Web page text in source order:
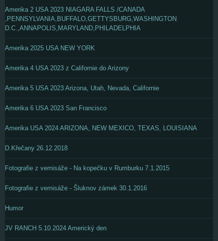
Amerika 2 USA 2023 NIAGARA FALLS /CANADA
,PENNSYLVANIA,BUFFALO,GETTYSBURG,WASHINGTON
D.C.,ANNAPOLIS,MARYLAND,PHILADELPHIA
Amerika 2025 USA NEW YORK
Amerika 4 USA 2023 z Californie do Arizony
Amerika 5 USA 2023 Arizona, Utah, Nevada, Californie
Amerika 6 USA 2023 San Francisco
Amerika USA 2024 ARIZONA, NEW MEXICO, TEXAS, LOUISIANA
D.Křečany 26.12.2018
Fotografie z vernisáže - Na kopečku v Rumburku 7.1.2015
Fotografie z vernisáže - Šluknov zámek 30.1.2016
Humor
JV RANCH 5.10.2024 Americký den